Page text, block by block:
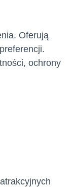
Oferują
ochrony